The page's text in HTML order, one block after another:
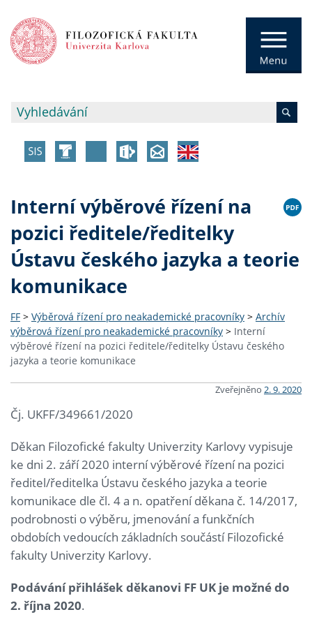
Interní výběrové řízení na
pozici ředitele/ředitelky
Ústavu českého jazyka a teorie
komunikace
FF > Výběrová řízení pro neakademické pracovníky > Archív
výběrová řízení pro neakademické pracovníky > Interní
výběrové řízení na pozici ředitele/ředitelky Ústavu českého
jazyka a teorie komunikace
Zveřejněno 2. 9. 2020
Čj. UKFF/349661/2020
Děkan Filozofické fakulty Univerzity Karlovy vypisuje
ke dni 2. září 2020 interní výběrové řízení na pozici
ředitel/ředitelka Ústavu českého jazyka a teorie
komunikace dle čl. 4 a n. opatření děkana č. 14/2017,
podrobnosti o výběru, jmenování a funkčních
obdobích vedoucích základních součástí Filozofické
fakulty Univerzity Karlovy.
Podávání přihlášek děkanovi FF UK je možné do
2. října 2020.